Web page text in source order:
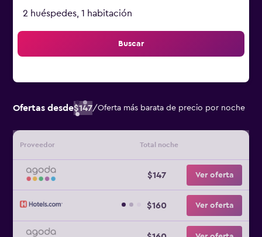
2 huéspedes, 1 habitación
Buscar
Ofertas desde$147/Oferta más barata de precio por noche
Proveedor Total noche
$147 Ver oferta
$160 Ver oferta